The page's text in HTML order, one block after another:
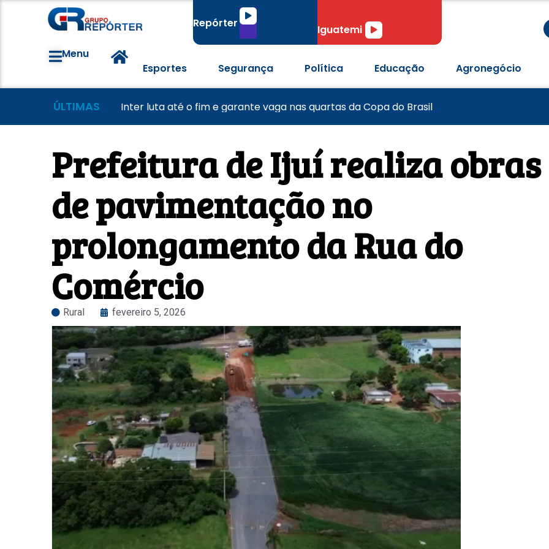
Repórter
Tocador
áudio
Iguatemi Tocador
de
Menu
Esportes
Segurança Política Educação Agronegócio
ÚLTIMAS Morador tem casa destruída após passagem de tornado em Pedro Osório
Lei Maria da Penha completa 20 anos com desafios no combate à violência contra
Inter luta até o fim e garante vaga nas quartas da Copa do Brasil
Prefeitura de Ijuí realiza obras
de pavimentação no
prolongamento da Rua do
Comércio
Rural fevereiro 5, 2026